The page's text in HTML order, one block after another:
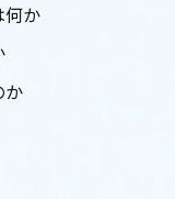
何か
か